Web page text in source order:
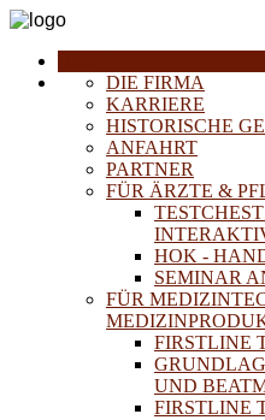
DIE FIRMA
KARRIERE
HISTORISCHE
ANFAHRT
PARTNER
FÜR ÄRZTE &
HOK -
SEMINAR
FÜR
FIRSTLINE
UND
FIRSTLINE